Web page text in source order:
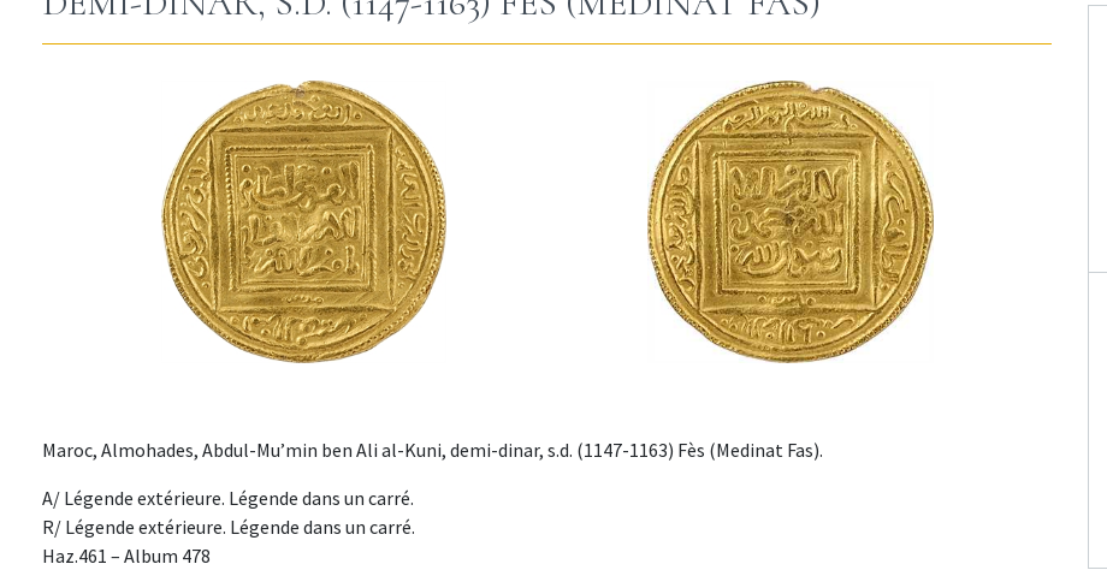
Maroc, Almohades, Abdul-Mu’min ben Ali al-Kuni, demi-dinar, s.d. (1147-1163) Fès (Medinat Fas).
A/ Légende extérieure. Légende dans un carré.
R/ Légende extérieure. Légende dans un carré.
Haz.461 – Album 478